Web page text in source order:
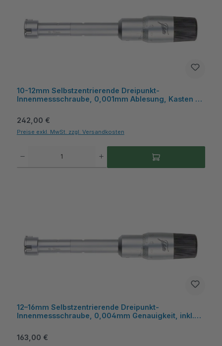
10-12mm Selbstzentrierende Dreipunkt-
Innenmessschraube, 0,001mm Ablesung, Kasten -
Regulärer Preis:
242,00 €
Preise exkl. MwSt. zzgl. Versandkosten
12–16mm Selbstzentrierende Dreipunkt-
Innenmessschraube, 0,004mm Genauigkeit, inkl.
IndustryLine
Regulärer Preis:
163,00 €